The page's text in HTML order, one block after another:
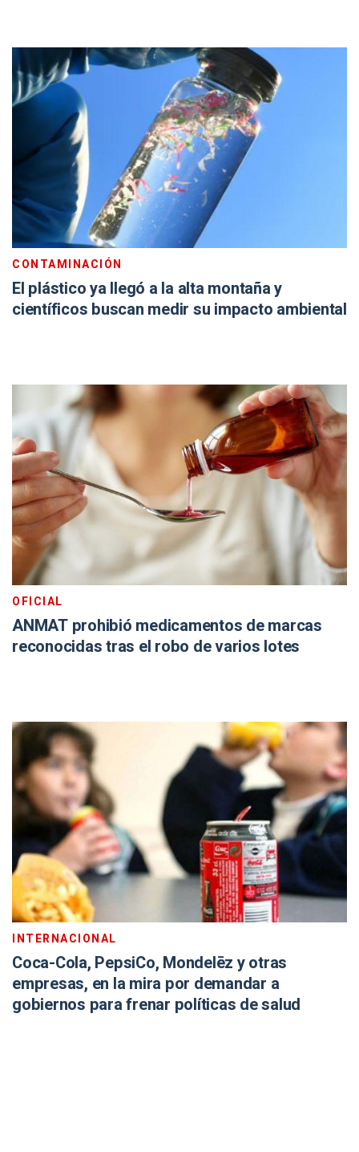
CONTAMINACIÓN
El plástico ya llegó a la alta montaña y
científicos buscan medir su impacto ambiental
OFICIAL
ANMAT prohibió medicamentos de marcas
reconocidas tras el robo de varios lotes
INTERNACIONAL
Coca-Cola, PepsiCo, Mondelēz y otras
empresas, en la mira por demandar a
gobiernos para frenar políticas de salud